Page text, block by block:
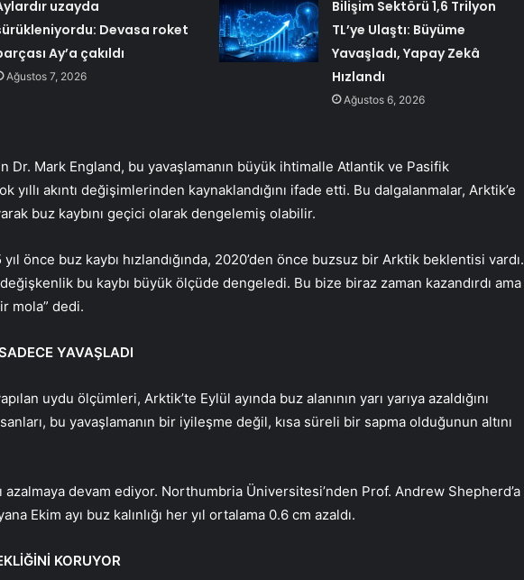
uzayda
Devasa roket
Ay’a çakıldı
Ağustos 7, 2026
Bilişim Sektörü 1,6 Trilyon
TL’ye Ulaştı: Büyüme
Yavaşladı, Yapay Zekâ
Hızlandı
Ağustos 6, 2026
Dr. Mark England, bu yavaşlamanın büyük ihtimalle Atlantik ve Pasifik
yıllı akıntı değişimlerinden kaynaklandığını ifade etti. Bu dalgalanmalar, Arktik’e
buz kaybını geçici olarak dengelemiş olabilir.
yıl önce buz kaybı hızlandığında, 2020’den önce buzsuz bir Arktik beklentisi vardı.
bu kaybı büyük ölçüde dengeledi. Bu bize biraz zaman kazandırdı ama
mola” dedi.
YAVAŞLADI
uydu ölçümleri, Arktik’te Eylül ayında buz alanının yarı yarıya azaldığını
bu yavaşlamanın bir iyileşme değil, kısa süreli bir sapma olduğunun altını
azalmaya devam ediyor. Northumbria Üniversitesi’nden Prof. Andrew Shepherd’a
Ekim ayı buz kalınlığı her yıl ortalama 0.6 cm azaldı.
KORUYOR